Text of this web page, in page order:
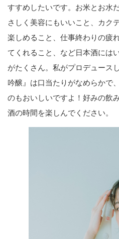
すすめしたいです。お米とお水
さしく美容にもいいこと、カク
楽しめること、仕事終わりの疲
てくれること、など日本酒には
がたくさん。私がプロデュース
吟醸』は口当たりがなめらかで
のもおいしいですよ！好みの飲
酒の時間を楽しんでください。